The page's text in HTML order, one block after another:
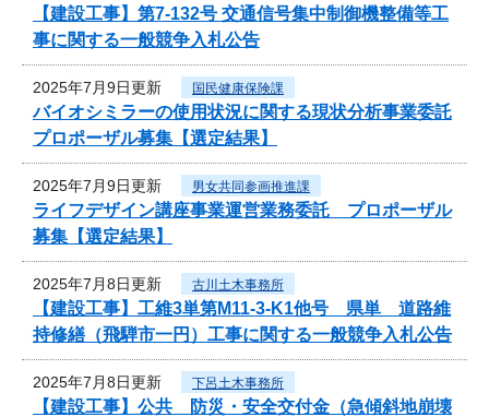
【建設工事】第7-132号 交通信号集中制御機整備等工
事に関する一般競争入札公告
2025年7月9日更新 国民健康保険課
バイオシミラーの使用状況に関する現状分析事業委託
プロポーザル募集【選定結果】
2025年7月9日更新 男女共同参画推進課
ライフデザイン講座事業運営業務委託 プロポーザル
募集【選定結果】
2025年7月8日更新 古川土木事務所
【建設工事】工維3単第M11-3-K1他号 県単 道路維
持修繕（飛騨市一円）工事に関する一般競争入札公告
2025年7月8日更新 下呂土木事務所
【建設工事】公共 防災・安全交付金（急傾斜地崩壊